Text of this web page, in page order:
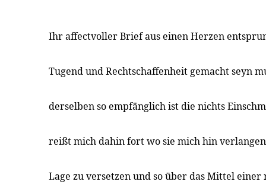
Ihr affectvoller Brief aus einen Herzen
Tugend und Rechtschaffenheit gemacht seyn
derselben so empfänglich ist die nichts
reißt mich dahin fort wo sie mich hin
Lage zu versetzen und so über das Mittel